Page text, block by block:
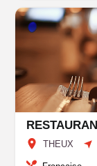
THEUX